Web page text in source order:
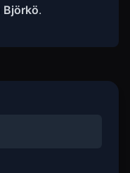
Björkö.